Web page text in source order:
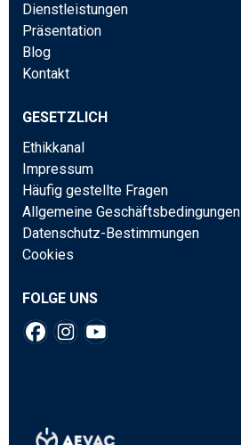
Dienstleistungen
Präsentation
Blog
Kontakt
GESETZLICH
Ethikkanal
Impressum
Häufig gestellte Fragen
Allgemeine Geschäftsbedingungen
Datenschutz-Bestimmungen
Cookies
FOLGE UNS